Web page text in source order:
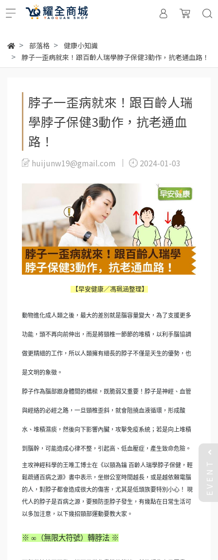
部落格
健康小知識
脖子一歪病就來！跟百齡人瑞學脖子保健3動作，抗老通血路！
脖子一歪病就來！跟百齡人瑞
學脖子保健3動作，抗老通血
路！
huijunw19@gmail.com 2024-01-03
【早安健康／馮珮涵整理】
動物進化成人類之後，最大的差別就是腦容量變大，為了支援更多
功能，頭不再向前伸出，而是將頸椎一節節的堆積，以利手腦協調
做更精細的工作，所以人類擁有細長的脖子不僅是天生的優勢，也
是文明的象徵。
脖子作為腦部跟身體間的橋樑，既脆弱又重要！脖子是神經、血管
與經絡的必經之路，一旦頸椎歪斜，就會阻撓血液循環，形成酸
水、堆積濕痰，然後向下影響內臟，攻擊免疫系統；若是向上堆積
到腦幹，可能造成心律不整，引起高、低血壓症，產生致命危險。
主攻神經科學的王唯工博士在《以頸為鑰 百齡人瑞學脖子保健，輕
鬆疏通百病之源》書中表示，坐辦公室時間越長，或是越依賴電腦
的人，對脖子都會造成很大的傷害，尤其是低頭族要特別小心！ 現
代人的脖子是百病之源，要預防歪脖子發生，有幾點在日常生活可
以多加注意，以下幾招頸部運動要教大家。
※ ∞（無限大符號）轉脖法 ※
EVENT